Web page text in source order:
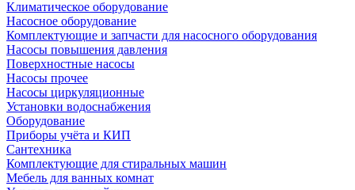
Климатическое оборудование
Насосное оборудование
Комплектующие и запчасти для насосного оборудования
Насосы повышения давления
Поверхностные насосы
Насосы прочее
Насосы циркуляционные
Установки водоснабжения
Оборудование
Приборы учёта и КИП
Сантехника
Комплектующие для стиральных машин
Мебель для ванных комнат